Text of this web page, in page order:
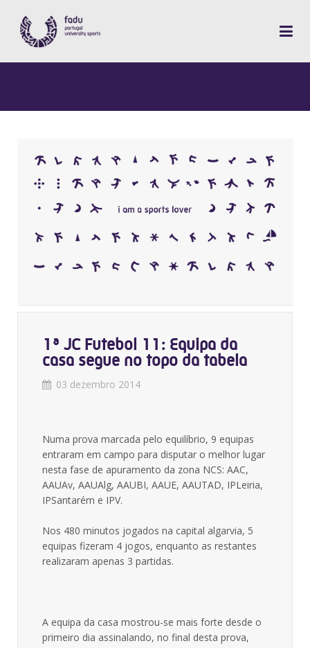
1ª JC Futebol 11: Equipa da
casa segue no topo da tabela
03 dezembro 2014
Numa prova marcada pelo equilíbrio, 9 equipas
entraram em campo para disputar o melhor lugar
nesta fase de apuramento da zona NCS: AAC,
AAUAv, AAUAlg, AAUBI, AAUE, AAUTAD, IPLeiria,
IPSantarém e IPV.
Nos 480 minutos jogados na capital algarvia, 5
equipas fizeram 4 jogos, enquanto as restantes
realizaram apenas 3 partidas.
A equipa da casa mostrou-se mais forte desde o
primeiro dia assinalando, no final desta prova,